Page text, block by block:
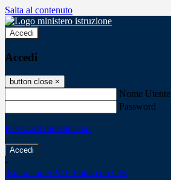
Salta al contenuto
Accedi
Accedi
button close ×
Nome Utente
Password
Password dimenticata?
-
Entra con SPID Entra con CIE